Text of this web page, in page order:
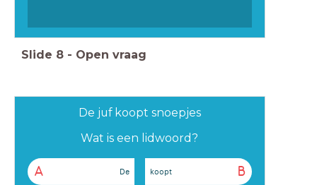
Slide 8 - Open vraag
De juf koopt snoepjes
Wat is een lidwoord?
A De B
koopt